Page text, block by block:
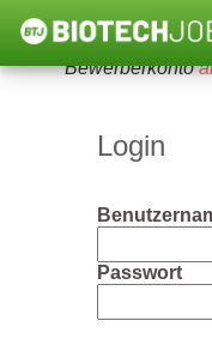
Um diese
Bewerberkonto
Login
Passwort